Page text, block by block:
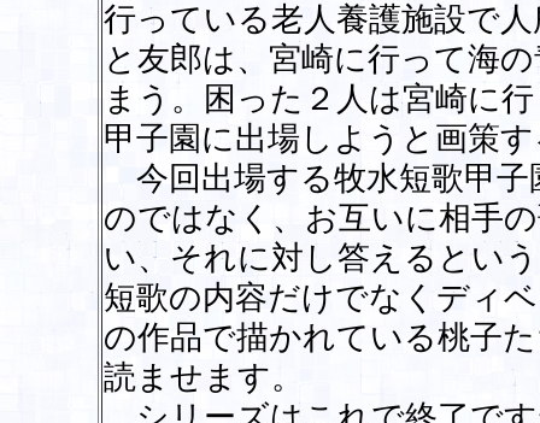
行っている老人養護施設で
と友郎は、宮崎に行って海
まう。困った２人は宮崎に
甲子園に出場しようと画策
今回出場する牧水短歌甲子
のではなく、お互いに相手
い、それに対し答えるとい
短歌の内容だけでなくディ
の作品で描かれている桃子
読ませます。